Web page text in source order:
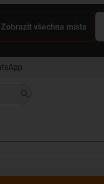
Zobrazit všechna místa